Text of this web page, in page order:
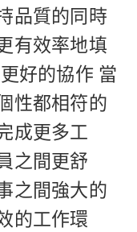
品質的同時
有效率地填
好的協作 當
性都相符的
成更多工
之間更舒
之間強大的
的工作環